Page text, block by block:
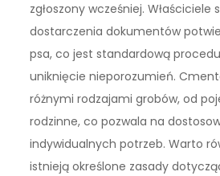
zgłoszony wcześniej. Właściciele
dostarczenia dokumentów
psa, co jest standardową
uniknięcie nieporozumień.
różnymi rodzajami grobów, od
rodzinne, co pozwala na
indywidualnych potrzeb. Warto
istnieją określone zasady